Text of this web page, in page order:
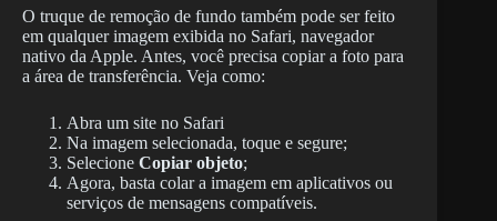
O truque de remoção de fundo também pode ser feito
em qualquer imagem exibida no Safari, navegador
nativo da Apple. Antes, você precisa copiar a foto para
a área de transferência. Veja como:
Abra um site no Safari
Na imagem selecionada, toque e segure;
Selecione Copiar objeto;
Agora, basta colar a imagem em aplicativos ou
serviços de mensagens compatíveis.